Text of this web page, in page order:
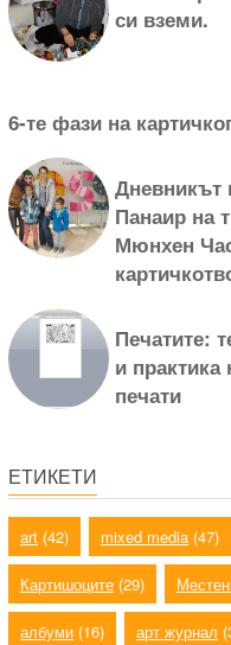
си вземи.
6-те фази на
Дневникът
Панаир на
Мюнхен
Печатите:
и практика
печати
ЕТИКЕТИ
art (42) mixed media (47)
Картишоците (29)
албуми (16) арт журнал